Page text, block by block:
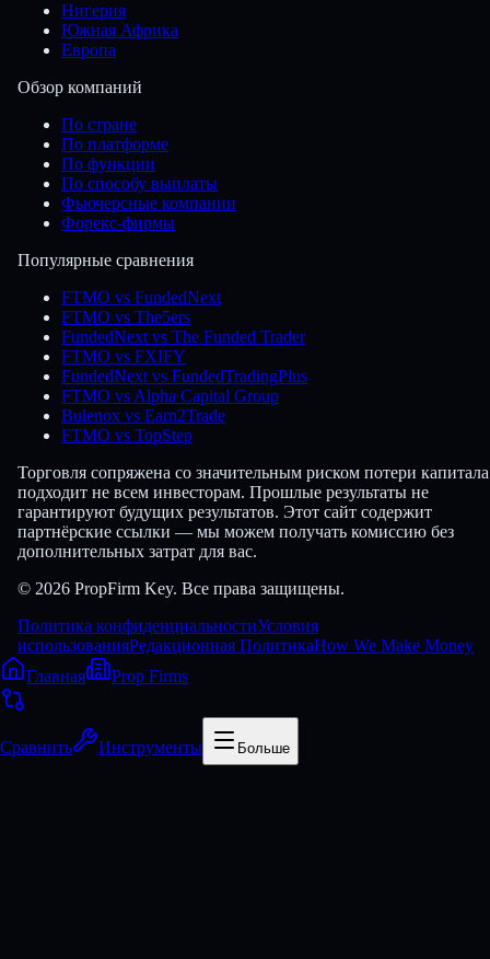
Нигерия
Южная Африка
Европа
Обзор компаний
По стране
По платформе
По функции
По способу выплаты
Фьючерсные компании
Форекс-фирмы
Популярные сравнения
FTMO vs FundedNext
FTMO vs The5ers
FundedNext vs The Funded Trader
FTMO vs FXIFY
FundedNext vs FundedTradingPlus
FTMO vs Alpha Capital Group
Bulenox vs Earn2Trade
FTMO vs TopStep
Торговля сопряжена со значительным риском потери
подходит не всем инвесторам. Прошлые результаты не
гарантируют будущих результатов. Этот сайт содержит
партнёрские ссылки — мы можем получать комиссию без
дополнительных затрат для вас.
© 2026 PropFirm Key. Все права защищены.
Политика конфиденциальностиУсловия
использованияРедакционная ПолитикаHow We Make Money
Главная
Prop Firms
Сравнить Инструменты Больше